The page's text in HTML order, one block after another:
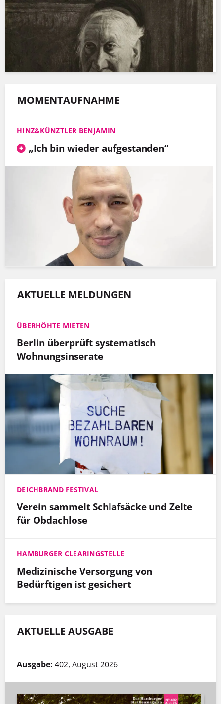
MOMENTAUFNAHME
HINZ&KÜNZTLER BENJAMIN
„Ich bin wieder aufgestanden“
AKTUELLE MELDUNGEN
ÜBERHÖHTE MIETEN
Berlin überprüft systematisch
Wohnungsinserate
DEICHBRAND FESTIVAL
Verein sammelt Schlafsäcke und Zelte
für Obdachlose
HAMBURGER CLEARINGSTELLE
Medizinische Versorgung von
Bedürftigen ist gesichert
AKTUELLE AUSGABE
Ausgabe: 402, August 2026